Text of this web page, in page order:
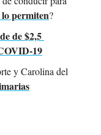
lo permiten?
de $2,5
19
y Carolina del